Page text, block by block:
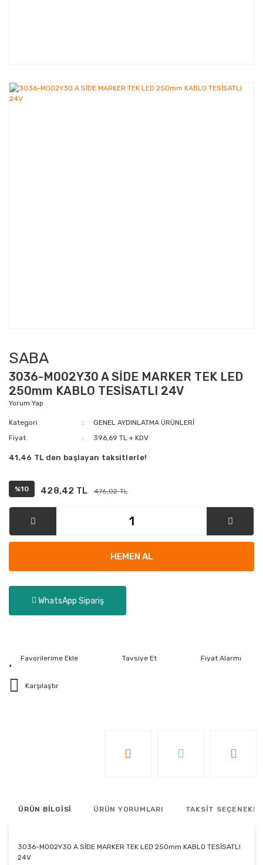
SABA
3036-M002Y30 A SİDE MARKER TEK LED
250mm KABLO TESİSATLI 24V
Yorum Yap
Kategori
GENEL AYDINLATMA ÜRÜNLERİ
Fiyat
396,69 TL + KDV
41,46 TL den başlayan taksitlerle!
%10 428,42 TL 476,02 TL
HEMEN AL
WhatsApp Sipariş
Tavsiye Et Fiyat Alarmı
Karşılaştır
ÜRÜN BİLGİSİ ÜRÜN YORUMLARI TAKSİT
3036-M002Y30 A SİDE MARKER TEK LED 250mm KABLO TESİSATLI
24V